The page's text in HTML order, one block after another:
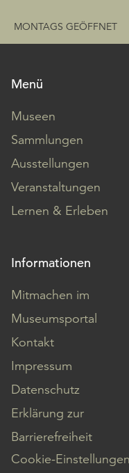
MONTAGS GEÖFFNET
Menü
Museen
Sammlungen
Ausstellungen
Veranstaltungen
Lernen & Erleben
Informationen
Mitmachen im
Museumsportal
Kontakt
Impressum
Datenschutz
Erklärung zur
Barrierefreiheit
Cookie-Einstellungen